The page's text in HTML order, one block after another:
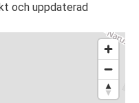
och uppdaterad